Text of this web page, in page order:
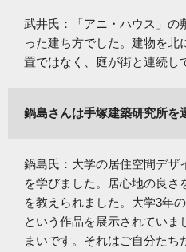
武井氏：「アニ・ハウス」の
った建ち方でした。建物を
置ではなく、庭が街と連続し
鍋島さんは手塚建築研究所を
鍋島氏：大学の居住空間デザ
を学びました。居心地の良
を教えられました。大学3年
という作品を展示されてい
まいです。それはご自分た